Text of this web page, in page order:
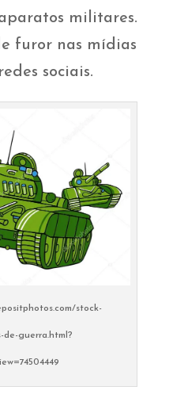
militares.
furor nas mídias
sociais.
stock-
guerra.html?